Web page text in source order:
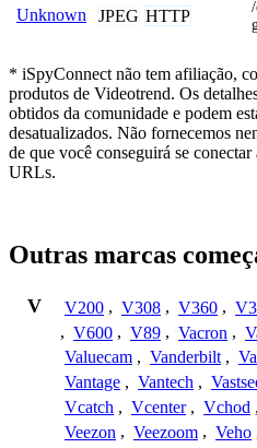
Unknown JPEG HTTP
* iSpyConnect não tem afiliação,
produtos de Videotrend. Os
obtidos da comunidade e podem
desatualizados. Não fornecemos
de que você conseguirá se conectar
URLs.
Outras marcas
V V200 , V308 , V360 ,
, V600 , V89 , Vacron ,
Valuecam , Vanderbilt ,
Vantage , Vantech ,
Vcatch , Vcenter , Vchod ,
Veezon , Veezoom , Veho